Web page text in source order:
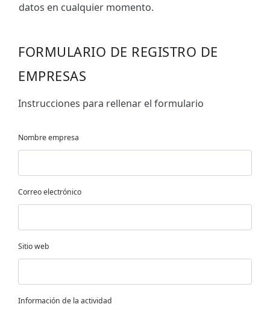
datos en cualquier momento.
FORMULARIO DE REGISTRO DE
EMPRESAS
Instrucciones para rellenar el formulario
Nombre empresa
Correo electrónico
Sitio web
Información de la actividad